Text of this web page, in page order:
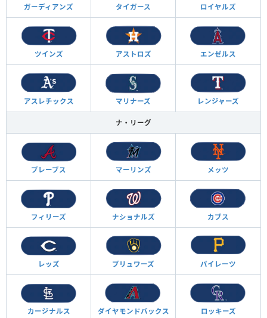
ガーディアンズ タイガース ロイヤルズ
ツインズ アストロズ エンゼルス
アスレチックス マリナーズ レンジャーズ
ナ・リーグ
ブレーブス マーリンズ メッツ
フィリーズ ナショナルズ カブス
レッズ ブリュワーズ パイレーツ
カージナルス ダイヤモンドバックス ロッキーズ